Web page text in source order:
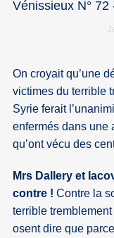
Vénissieux N° 72
On croyait qu’une
victimes du terrible
Syrie ferait
enfermés dans une
qu’ont vécu des
Mrs Dallery et
contre !Contre la
terrible
osent dire que